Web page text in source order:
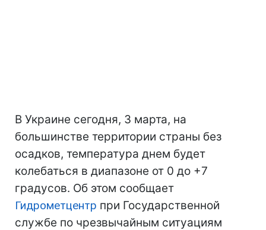
В Украине сегодня, 3 марта, на
большинстве территории страны без
осадков, температура днем будет
колебаться в диапазоне от 0 до +7
градусов. Об этом сообщает
Гидрометцентр при Государственной
службе по чрезвычайным ситуациям